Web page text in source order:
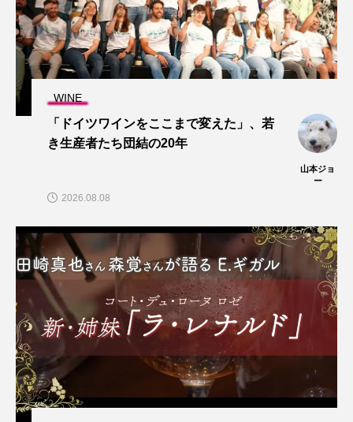
WINE
「ドイツワインをここまで変えた」、若
き生産者たち団結の20年
山本ジョ
ー
2026.08.08